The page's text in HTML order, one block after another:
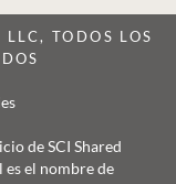
TODOS LOS
de SCI Shared
es el nombre de